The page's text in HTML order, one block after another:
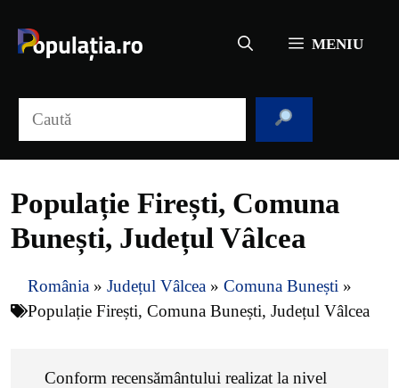
conținut
MENIU
Populație Firești, Comuna
Bunești, Județul Vâlcea
România » Județul Vâlcea » Comuna Bunești »
Populație Firești, Comuna Bunești, Județul Vâlcea
Conform recensământului realizat la nivel